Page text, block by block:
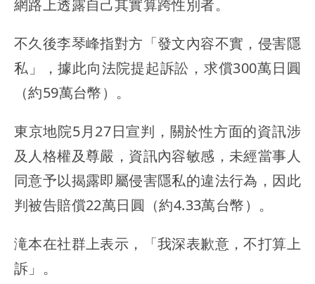
網路上透露自己其實算跨性別者。
不久後李琴峰指對方「發文內容不實，侵害隱
私」，據此向法院提起訴訟，求償300萬日圓
（約59萬台幣）。
東京地院5月27日宣判，關於性方面的資訊涉
及人格權及尊嚴，資訊內容敏感，未經當事人
同意予以揭露即屬侵害隱私的違法行為，因此
判被告賠償22萬日圓（約4.33萬台幣）。
滝本在社群上表示，「我深表歉意，不打算上
訴」。